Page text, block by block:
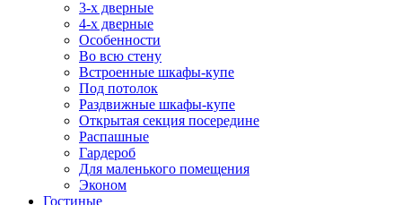
3-х дверные
4-х дверные
Особенности
Во всю стену
Встроенные шкафы-купе
Под потолок
Раздвижные шкафы-купе
Открытая секция посередине
Распашные
Гардероб
Для маленького помещения
Эконом
Гостиные